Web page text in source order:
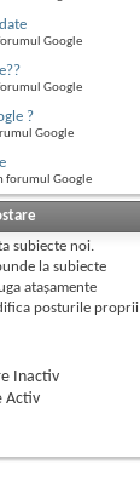
Google
Google
?
Google
forumul Google
subiecte noi.
la subiecte
ataşamente
posturile proprii
Inactiv
Activ